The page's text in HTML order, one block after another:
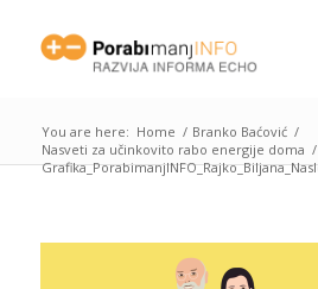
You are here: Home / Branko Baćović /
Nasveti za učinkovito rabo energije doma /